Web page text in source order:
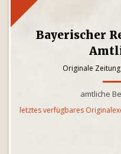
Bayerischer
Originale
amtliche
letztes verfügbares